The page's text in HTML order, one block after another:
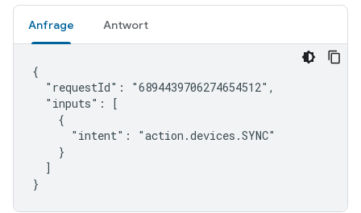
Anfrage Antwort
{
  "requestId": "6894439706274654512",
  "inputs": [
    {
      "intent": "action.devices.SYNC"
    }
  ]
}